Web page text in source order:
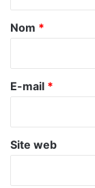
a
r
e
Nom *
E-mail *
Site web